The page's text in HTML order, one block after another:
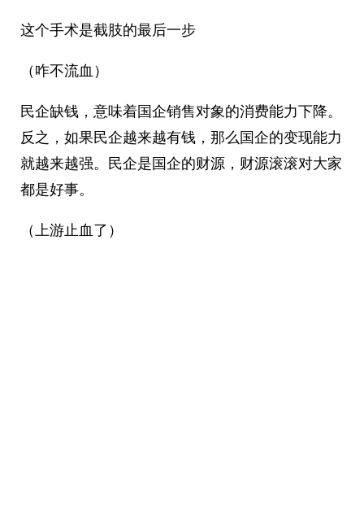
这个手术是截肢的最后一步
（咋不流血）
民企缺钱，意味着国企销售对象的消费能力下降。
反之，如果民企越来越有钱，那么国企的变现能力
就越来越强。民企是国企的财源，财源滚滚对大家
都是好事。
（上游止血了）